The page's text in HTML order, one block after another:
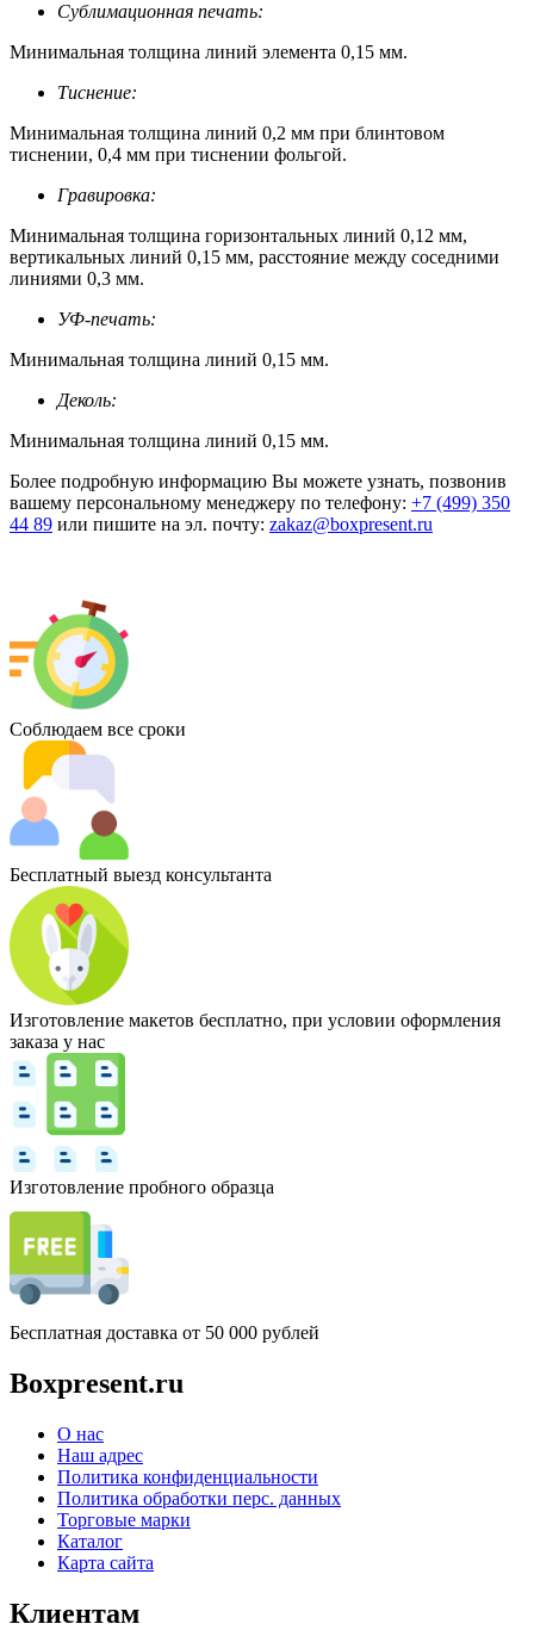
Сублимационная печать:
Минимальная толщина линий элемента 0,15 мм.
Тиснение:
Минимальная толщина линий 0,2 мм при блинтовом
тиснении, 0,4 мм при тиснении фольгой.
Гравировка:
Минимальная толщина горизонтальных линий 0,12 мм,
вертикальных линий 0,15 мм, расстояние между соседними
линиями 0,3 мм.
УФ-печать:
Минимальная толщина линий 0,15 мм.
Деколь:
Минимальная толщина линий 0,15 мм.
Более подробную информацию Вы можете узнать, позвонив
вашему персональному менеджеру по телефону: +7 (499) 350
44 89 или пишите на эл. почту: zakaz@boxpresent.ru
Соблюдаем все сроки
Бесплатный выезд консультанта
Изготовление макетов бесплатно, при условии оформления
заказа у нас
Изготовление пробного образца
Бесплатная доставка от 50 000 рублей
Boxpresent.ru
О нас
Наш адрес
Политика конфиденциальности
Политика обработки перс. данных
Торговые марки
Каталог
Карта сайта
Клиентам